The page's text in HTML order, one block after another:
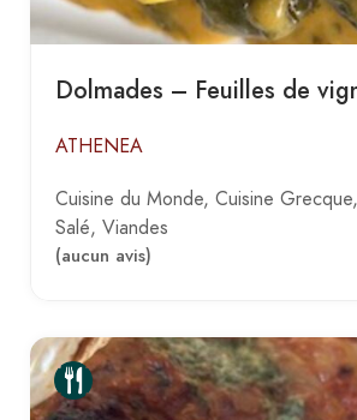
Dolmades – Feuilles de
ATHENEA
Cuisine du Monde Cuisine Grecque
Salé Viandes
(aucun avis)